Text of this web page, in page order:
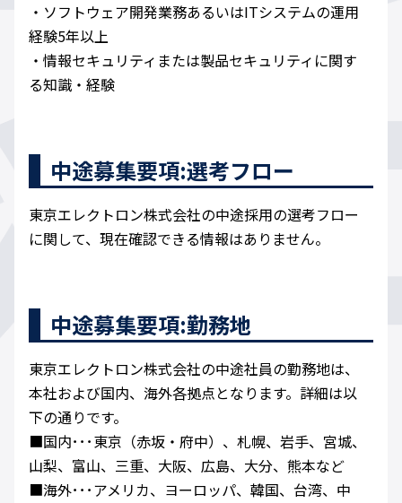
・ソフトウェア開発業務あるいはITシステムの運用
経験5年以上
・情報セキュリティまたは製品セキュリティに関す
る知識・経験
中途募集要項:選考フロー
東京エレクトロン株式会社の中途採用の選考フロー
に関して、現在確認できる情報はありません。
中途募集要項:勤務地
東京エレクトロン株式会社の中途社員の勤務地は、
本社および国内、海外各拠点となります。詳細は以
下の通りです。
■国内･･･東京（赤坂・府中）、札幌、岩手、宮城、
山梨、富山、三重、大阪、広島、大分、熊本など
■海外･･･アメリカ、ヨーロッパ、韓国、台湾、中